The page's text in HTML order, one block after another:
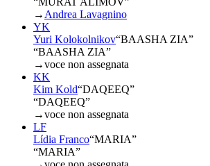
→ Andrea Lavagnino
YK
Yuri Kolokolnikov“BAASHA ZIA”
“BAASHA ZIA”
→voce non assegnata
KK
Kim Kold“DAQEEQ”
“DAQEEQ”
→voce non assegnata
LF
Lídia Franco“MARIA”
“MARIA”